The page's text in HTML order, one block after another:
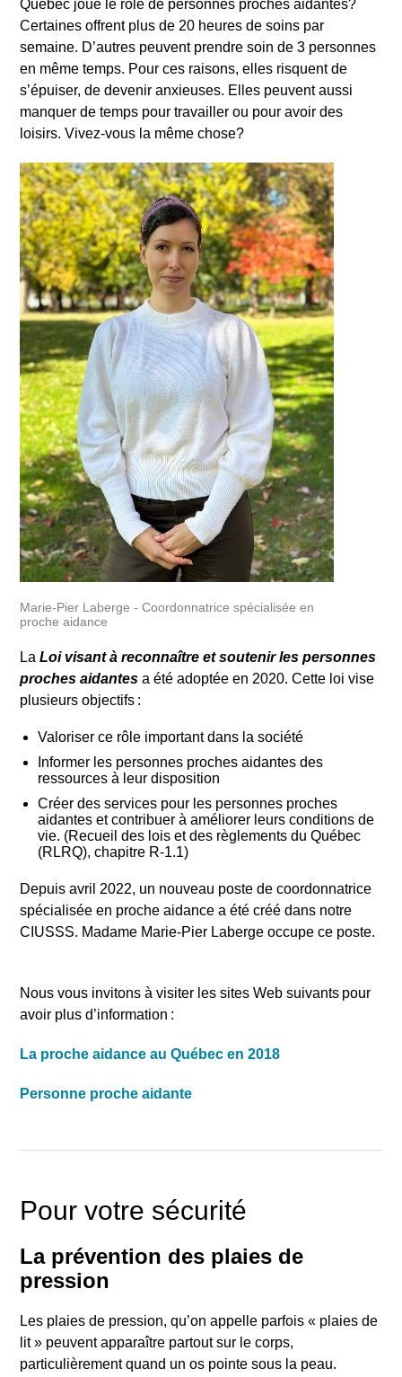
Rechercher
Québec joue le rôle de personnes proches aidantes?
Certaines offrent plus de 20 heures de soins par
semaine. D’autres peuvent prendre soin de 3 personnes
en même temps. Pour ces raisons, elles risquent de
s’épuiser, de devenir anxieuses. Elles peuvent aussi
manquer de temps pour travailler ou pour avoir des
loisirs. Vivez-vous la même chose?
Marie-Pier Laberge - Coordonnatrice spécialisée en
proche aidance
LaLoi visant à reconnaître et soutenir les personnes
proches aidantes a été adoptée en 2020. Cette loi vise
plusieurs objectifs :
Valoriser ce rôle important dans la société
Informer les personnes proches aidantes des
ressources à leur disposition
Créer des services pour les personnes proches
aidantes et contribuer à améliorer leurs conditions de
vie. (Recueil des lois et des règlements du Québec
(RLRQ), chapitre R‑1.1)
Depuis avril 2022, un nouveau poste de coordonnatrice
spécialisée en proche aidance a été créé dans notre
CIUSSS. Madame Marie-Pier Laberge occupe ce poste.
Nous vous invitons à visiter les sites Web suivants pour
avoir plus d’information :
La proche aidance au Québec en 2018
Personne proche aidante
Pour votre sécurité
La prévention des plaies de
pression
Les plaies de pression, qu’on appelle parfois « plaies de
lit » peuvent apparaître partout sur le corps,
particulièrement quand un os pointe sous la peau.